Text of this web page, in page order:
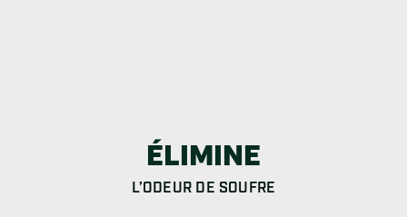
ÉLIMINE
L’ODEUR DE SOUFRE